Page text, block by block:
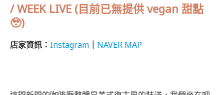
/ WEEK LIVE (目前已無提供 vegan 甜點
🥹)
店家資訊： Instagram NAVER MAP